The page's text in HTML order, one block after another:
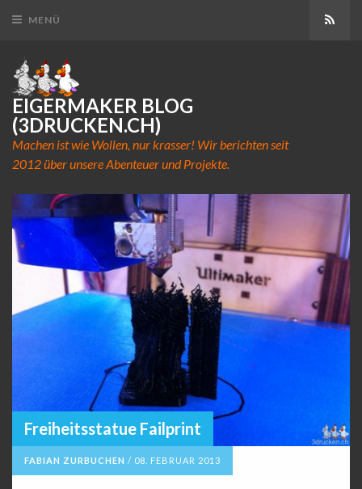
MENÜ
EIGERMAKER BLOG
(3DRUCKEN.CH)
Machen ist wie Wollen, nur krasser! Wir berichten seit
2012 über unsere Abenteuer und Projekte.
Freiheitsstatue Failprint
FABIAN ZURBUCHEN / 08. FEBRUAR 2013